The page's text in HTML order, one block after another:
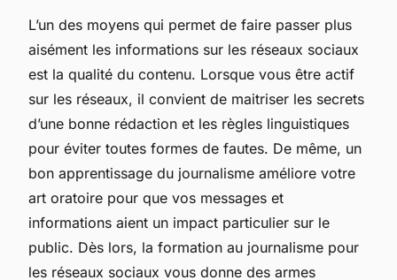
L’un des moyens qui permet de faire passer plus
aisément les informations sur les réseaux sociaux
est la qualité du contenu. Lorsque vous être actif
sur les réseaux, il convient de maitriser les secrets
d’une bonne rédaction et les règles linguistiques
pour éviter toutes formes de fautes. De même, un
bon apprentissage du journalisme améliore votre
art oratoire pour que vos messages et
informations aient un impact particulier sur le
public. Dès lors, la formation au journalisme pour
les réseaux sociaux vous donne des armes